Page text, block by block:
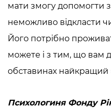
мати змогу допомогти
неможливо відкласти
Його потрібно
можете і з тим, що вам
обставинах найкращий
Психологиня Фонду